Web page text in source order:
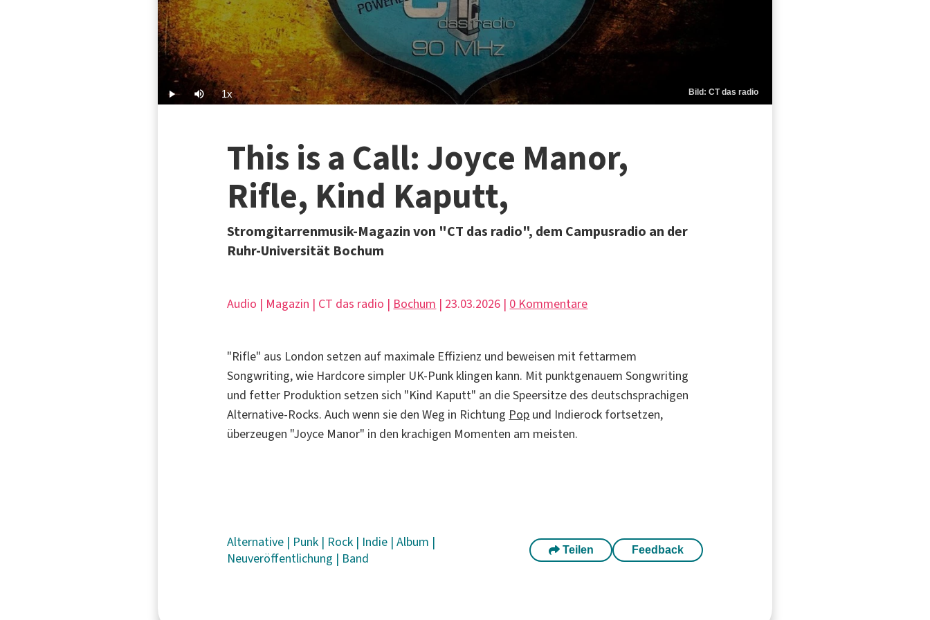
Play Mute 1xPlayback
Rate
Bild: CT das radio
This is a Call: Joyce Manor,
Rifle, Kind Kaputt,
Stromgitarrenmusik-Magazin von "CT das radio", dem Campusradio an der
Ruhr-Universität Bochum
Audio | Magazin | CT das radio | Bochum | 23.03.2026 | 0 Kommentare
"Rifle" aus London setzen auf maximale Effizienz und beweisen mit fettarmem
Songwriting, wie Hardcore simpler UK-Punk klingen kann. Mit punktgenauem Songwriting
und fetter Produktion setzen sich "Kind Kaputt" an die Speersitze des deutschsprachigen
Alternative-Rocks. Auch wenn sie den Weg in Richtung Pop und Indierock fortsetzen,
überzeugen "Joyce Manor" in den krachigen Momenten am meisten.
Alternative | Punk | Rock | Indie |Album |
Neuveröffentlichung | Band
Teilen Feedback